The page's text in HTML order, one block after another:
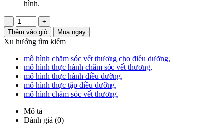
hình.
-
+
Thêm vào giỏ
Mua ngay
Xu hướng tìm kiếm
mô hình chăm sóc vết thương cho điều dưỡng,
mô hình thực hành chăm sóc vết thương,
mô hình thực hành điều dưỡng,
mô hình thực tập điều dưỡng,
mô hình chăm sóc vết thương,
Mô tả
Đánh giá (0)